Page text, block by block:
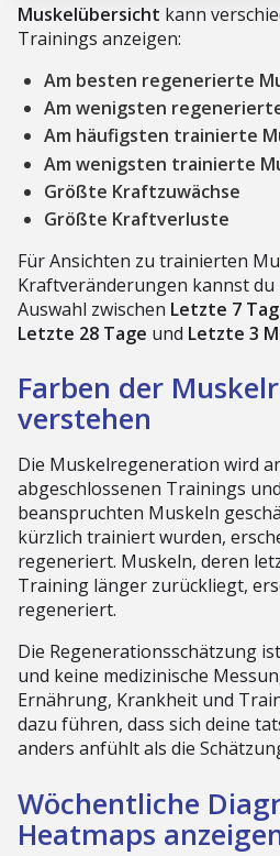
Muskelübersicht kann
Trainings anzeigen:
Am besten regenerierte
Am wenigsten
Am häufigsten trainierte
Am wenigsten trainierte
Größte Kraftzuwächse
Größte Kraftverluste
Für Ansichten zu trainierten
Kraftveränderungen kannst
Auswahl zwischen Letzte 7
Letzte 28 Tage und Letzte 3
Farben der
verstehen
Die Muskelregeneration wird
abgeschlossenen Trainings
beanspruchten Muskeln
kürzlich trainiert wurden,
regeneriert. Muskeln, deren
Training länger zurückliegt,
regeneriert.
Die Regenerationsschätzung
und keine medizinische
Ernährung, Krankheit und
dazu führen, dass sich deine
anders anfühlt als die
Wöchentliche
Heatmaps